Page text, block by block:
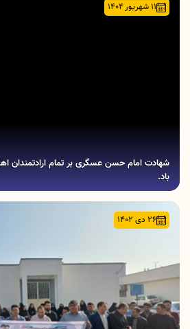
11 شهریور 1404
شهادت امام حسن عسگری بر تمام
باد.
26 دی 1402